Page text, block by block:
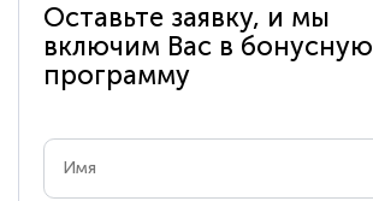
Оставьте заявку, и мы
включим Вас в бонусную
программу